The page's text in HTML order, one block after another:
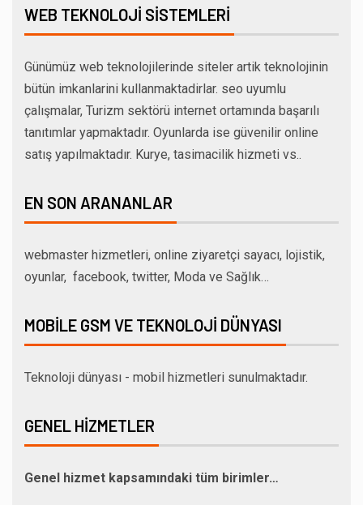
WEB TEKNOLOJI SISTEMLERI
Günümüz web teknolojilerinde siteler artik teknolojinin
bütün imkanlarini kullanmaktadirlar. seo uyumlu
çalışmalar, Turizm sektörü internet ortamında başarılı
tanıtımlar yapmaktadır. Oyunlarda ise güvenilir online
satış yapılmaktadır. Kurye, tasimacilik hizmeti vs..
EN SON ARANANLAR
webmaster hizmetleri, online ziyaretçi sayacı, lojistik,
oyunlar, facebook, twitter, Moda ve Sağlık…
MOBILE GSM VE TEKNOLOJI DÜNYASI
Teknoloji dünyası - mobil hizmetleri sunulmaktadır.
GENEL HIZMETLER
Genel hizmet kapsamındaki tüm birimler…